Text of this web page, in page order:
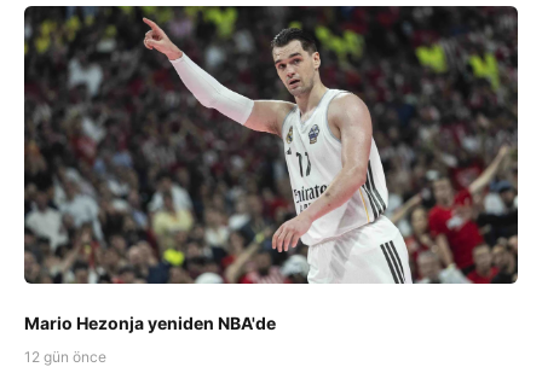
Mario Hezonja yeniden NBA'de
12 gün önce